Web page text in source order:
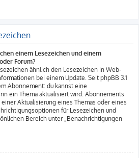
einem Lesezeichen und einem
Forum?
ähnlich den Lesezeichen in Web-
bei einem Update. Seit phpBB 3.1
Abonnement: du kannst eine
ein Thema aktualisiert wird. Abonnements
Aktualisierung eines Themas oder eines
für Lesezeichen und
Bereich unter „Benachrichtigungen